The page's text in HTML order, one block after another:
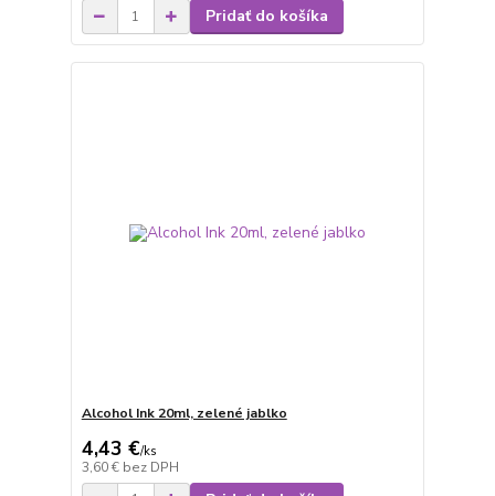
Pridať do košíka
Alcohol Ink 20ml, zelené jablko
4,43 €/ks
3,60 € bez DPH